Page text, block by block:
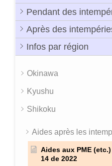
Pendant des
Après des
Infos par région
Okinawa
Kyushu
Shikoku
Aides après les
Aides aux PME
14 de 2022